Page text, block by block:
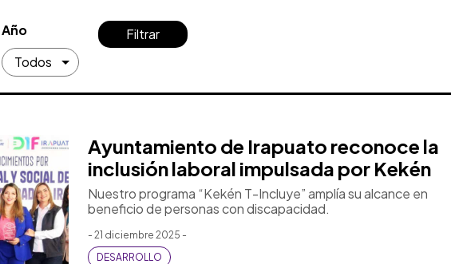
Año Filtrar
Ayuntamiento de Irapuato reconoce la
inclusión laboral impulsada por Kekén
Nuestro programa “Kekén T-Incluye” amplía su alcance en
beneficio de personas con discapacidad.
- 21 diciembre 2025 -
DESARROLLO